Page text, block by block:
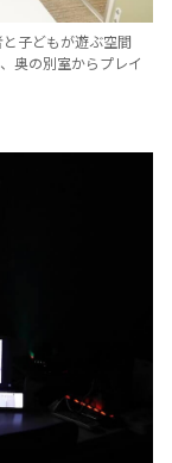
子どもが遊ぶ空間
奥の別室からプレイ